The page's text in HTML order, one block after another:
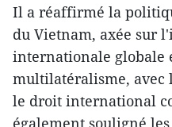
Il a réaffirmé la
du Vietnam, axée sur
internationale globale
multilatéralisme, avec
le droit international
également souligné